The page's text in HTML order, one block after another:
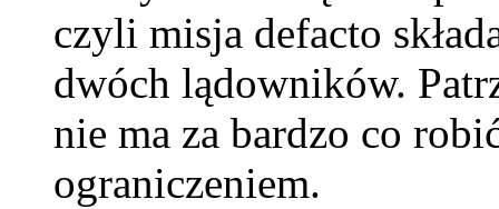
czyli misja defacto
dwóch lądowników.
nie ma za bardzo co
ograniczeniem.